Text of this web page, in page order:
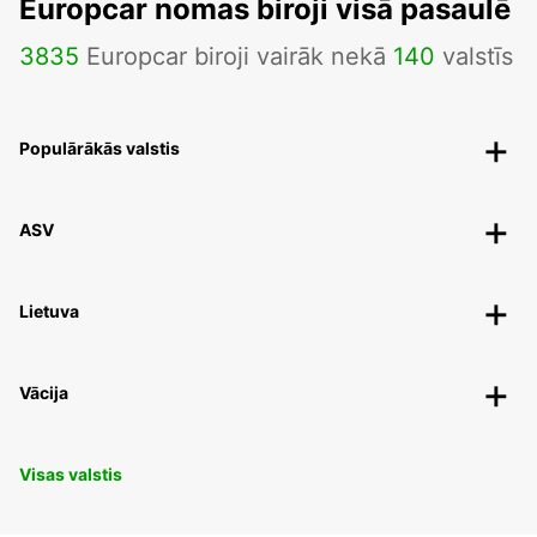
Europcar nomas biroji visā pasaulē
3835 Europcar biroji vairāk nekā 140 valstīs
Populārākās valstis
ASV
Lietuva
Vācija
Visas valstis